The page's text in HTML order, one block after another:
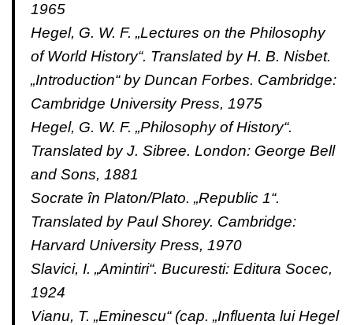
1965
Hegel, G. W. F. „Lectures on the Philosophy
of World History“. Translated by H. B. Nisbet.
„Introduction“ by Duncan Forbes. Cambridge:
Cambridge University Press, 1975
Hegel, G. W. F. „Philosophy of History“.
Translated by J. Sibree. London: George Bell
and Sons, 1881
Socrate în Platon/Plato. „Republic 1“.
Translated by Paul Shorey. Cambridge:
Harvard University Press, 1970
Slavici, I. „Amintiri“. Bucuresti: Editura Socec,
1924
Vianu, T. „Eminescu“ (cap. „Influenta lui Hegel